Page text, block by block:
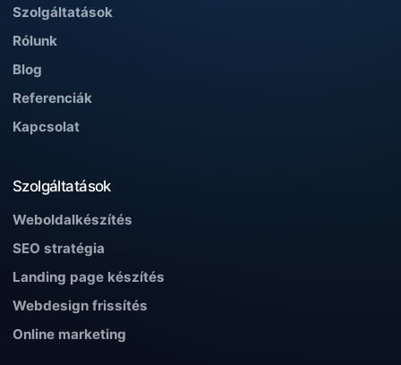
Szolgáltatások
Rólunk
Blog
Referenciák
Kapcsolat
Szolgáltatások
Weboldalkészítés
SEO stratégia
Landing page készítés
Webdesign frissítés
Online marketing